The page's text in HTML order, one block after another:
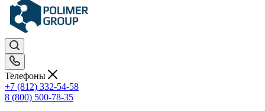
Телефоны
+7 (812) 332-54-58
8 (800) 500-78-35